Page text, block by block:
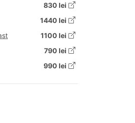
830 lei
1440 lei
1100 lei
790 lei
990 lei